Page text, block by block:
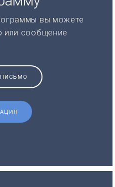
вы можете
или сообщение
ПИСЬМО